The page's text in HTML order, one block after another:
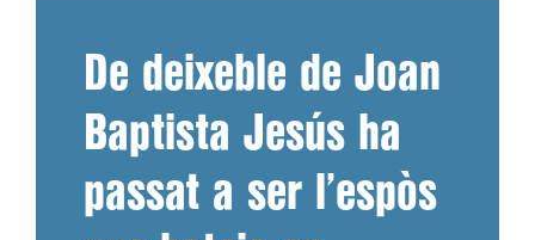
De deixeble de Joan
Baptista Jesús ha
passat a ser l’espòs